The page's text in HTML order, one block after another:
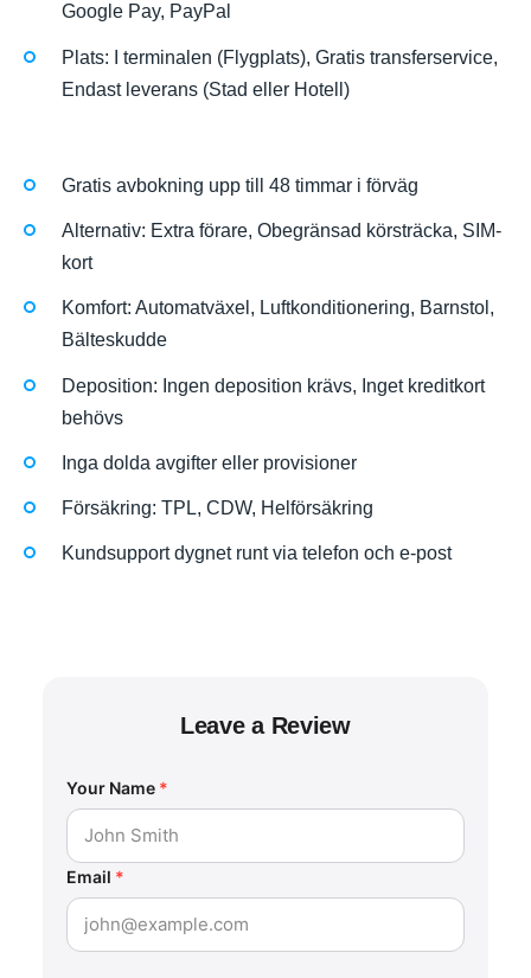
Google Pay, PayPal
Plats: I terminalen (Flygplats), Gratis transferservice,
Endast leverans (Stad eller Hotell)
Gratis avbokning upp till 48 timmar i förväg
Alternativ: Extra förare, Obegränsad körsträcka, SIM-
kort
Komfort: Automatväxel, Luftkonditionering, Barnstol,
Bälteskudde
Deposition: Ingen deposition krävs, Inget kreditkort
behövs
Inga dolda avgifter eller provisioner
Försäkring: TPL, CDW, Helförsäkring
Kundsupport dygnet runt via telefon och e-post
Leave a Review
Your Name *
Email *